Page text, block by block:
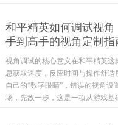
和平精英如何调试视
手到高手的视角定制指
视角调试的核心意义在和平精英
息获取速度，反应时间与操作舒
自己的“数字眼睛”，错误的视角
场，先敌一步，这是一项从游戏